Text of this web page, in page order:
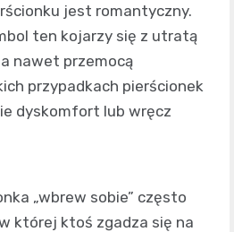
jest romantyczny.
ten kojarzy się z utratą
nawet przemocą
przypadkach pierścionek
dyskomfort lub wręcz
„wbrew sobie” często
której ktoś zgadza się na